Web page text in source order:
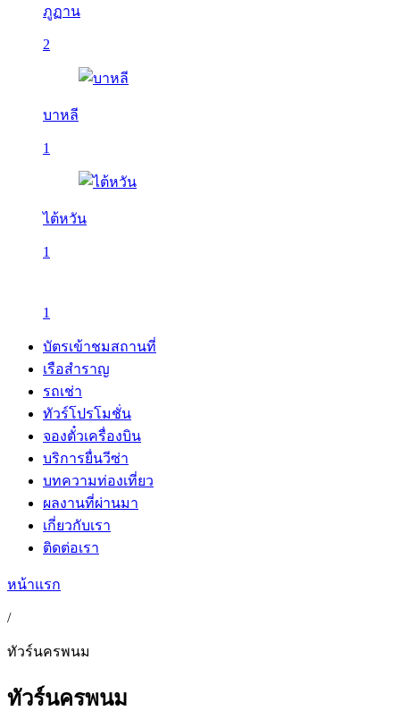
ภูฏาน
2
บาหลี
1
ไต้หวัน
1
1
บัตรเข้าชมสถานที่
เรือสำราญ
รถเช่า
ทัวร์โปรโมชั่น
จองตั๋วเครื่องบิน
บริการยื่นวีซ่า
บทความท่องเที่ยว
ผลงานที่ผ่านมา
เกี่ยวกับเรา
ติดต่อเรา
หน้าแรก
/
ทัวร์นครพนม
ทัวร์นครพนม